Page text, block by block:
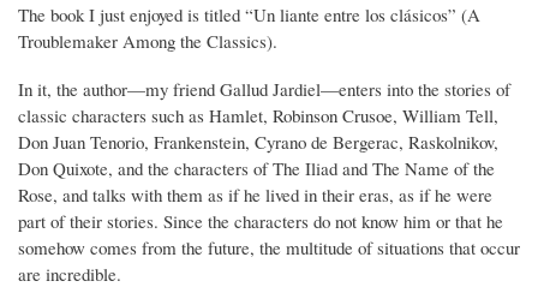
The book I just enjoyed is titled “Un liante entre los clásicos” (A
Troublemaker Among the Classics).
In it, the author—my friend Gallud Jardiel—enters into the stories of
classic characters such as Hamlet, Robinson Crusoe, William Tell,
Don Juan Tenorio, Frankenstein, Cyrano de Bergerac, Raskolnikov,
Don Quixote, and the characters of The Iliad and The Name of the
Rose, and talks with them as if he lived in their eras, as if he were
part of their stories. Since the characters do not know him or that he
somehow comes from the future, the multitude of situations that occur
are incredible.